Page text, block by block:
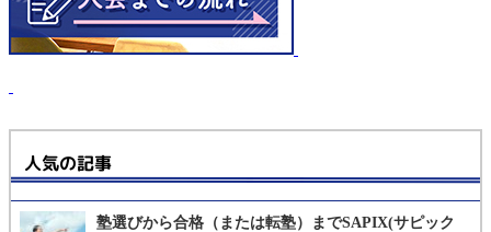
人気の記事
塾選びから合格（または転塾）までSAPIX(サピック